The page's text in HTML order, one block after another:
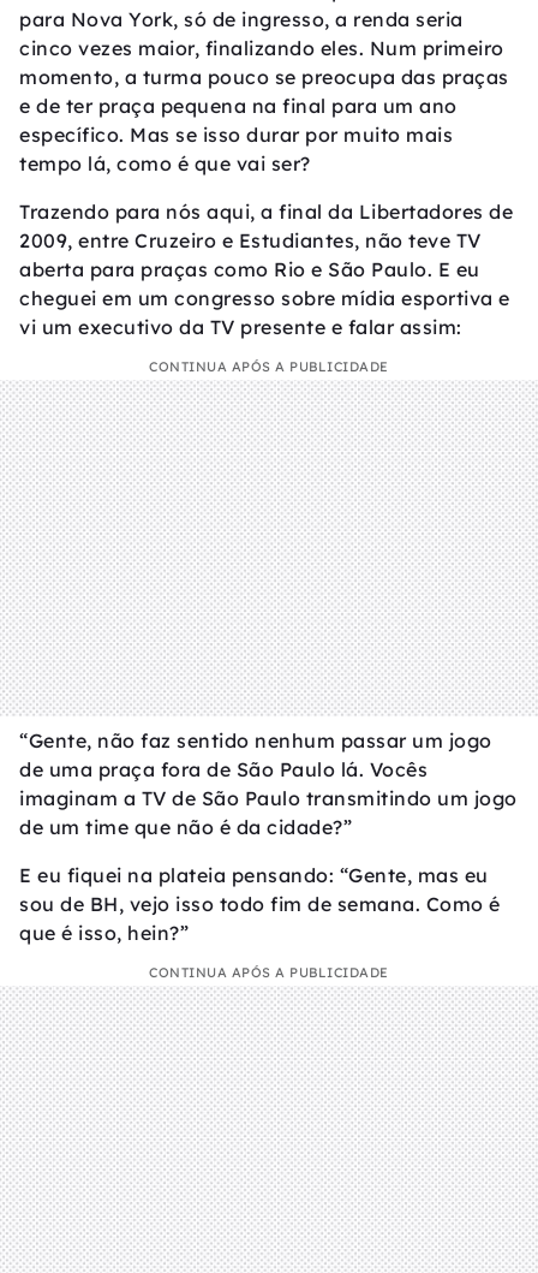
para Nova York, só de ingresso, a renda seria
cinco vezes maior, finalizando eles. Num primeiro
momento, a turma pouco se preocupa das praças
e de ter praça pequena na final para um ano
específico. Mas se isso durar por muito mais
tempo lá, como é que vai ser?
Trazendo para nós aqui, a final da Libertadores de
2009, entre Cruzeiro e Estudiantes, não teve TV
aberta para praças como Rio e São Paulo. E eu
cheguei em um congresso sobre mídia esportiva e
vi um executivo da TV presente e falar assim:
CONTINUA APÓS A PUBLICIDADE
“Gente, não faz sentido nenhum passar um jogo
de uma praça fora de São Paulo lá. Vocês
imaginam a TV de São Paulo transmitindo um jogo
de um time que não é da cidade?”
E eu fiquei na plateia pensando: “Gente, mas eu
sou de BH, vejo isso todo fim de semana. Como é
que é isso, hein?”
CONTINUA APÓS A PUBLICIDADE